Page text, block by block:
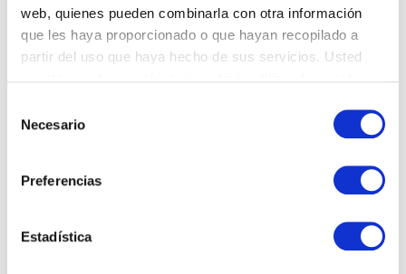
web, quienes pueden combinarla con otra información
que les haya proporcionado o que hayan recopilado a
partir del uso que haya hecho de sus servicios. Usted
Necesario
Preferencias
Estadística